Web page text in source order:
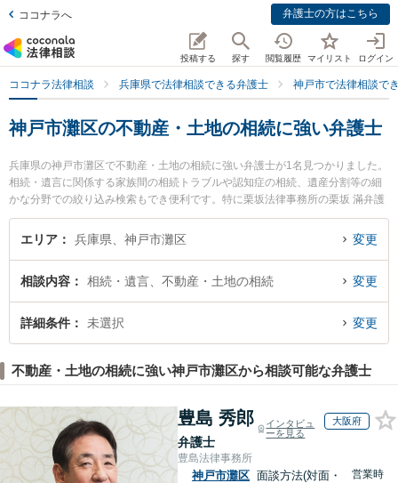
ココナラへ 弁護士の方はこちら
投稿する 探す 閲覧履歴 マイリスト ログイン
ココナラ法律相談 兵庫県で法律相談できる弁護士 神戸市で法律相談で
神戸市灘区の不動産・土地の相続に強い弁護士
兵庫県の神戸市灘区で不動産・土地の相続に強い弁護士が1名見つかりました。
相続・遺言に関係する家族間の相続トラブルや認知症の相続、遺産分割等の細
かな分野での絞り込み検索もでき便利です。特に栗坂法律事務所の栗坂 滿弁護
士のプロフィール情報や弁護士費用、強みなどが注目されています。『神戸市
灘区で土日や夜間に発生した不動産・土地の相続のトラブルを今すぐに弁護士
市灘区内の弁護士に相談予約したい』などでお困りの相談者さんにおすすめで
す。
エリア 兵庫県、神戸市灘区 変更
相談内容 相続・遺言、不動産・土地の相続 変更
詳細条件 未選択 変更
不動産・土地の相続に強い神戸市灘区から相談可能な弁護士
豊島 秀郎
弁護士
インタビュ
ーを見る
大阪府
豊島法律事務所
神戸市灘区 面談方法(対面・
営業時